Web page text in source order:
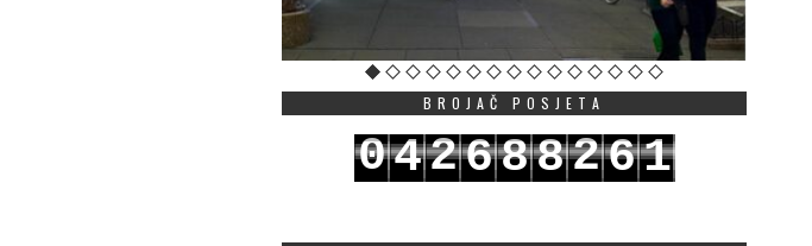
BROJAČ POSJETA
042688261